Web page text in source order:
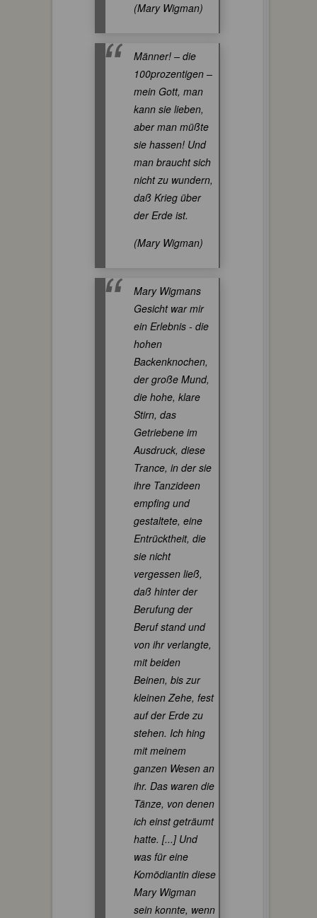
(Mary Wigman)
Männer! – die
100prozentigen –
mein Gott, man
kann sie lieben,
aber man müßte
sie hassen! Und
man braucht sich
nicht zu wundern,
daß Krieg über
der Erde ist.
(Mary Wigman)
Mary Wigmans
Gesicht war mir
ein Erlebnis - die
hohen
Backenknochen,
der große Mund,
die hohe, klare
Stirn, das
Getriebene im
Ausdruck, diese
Trance, in der sie
ihre Tanzideen
empfing und
gestaltete, eine
Entrücktheit, die
sie nicht
vergessen ließ,
daß hinter der
Berufung der
Beruf stand und
von ihr verlangte,
mit beiden
Beinen, bis zur
kleinen Zehe, fest
auf der Erde zu
stehen. Ich hing
mit meinem
ganzen Wesen an
ihr. Das waren die
Tänze, von denen
ich einst geträumt
hatte. [...] Und
was für eine
Komödiantin diese
Mary Wigman
sein konnte, wenn